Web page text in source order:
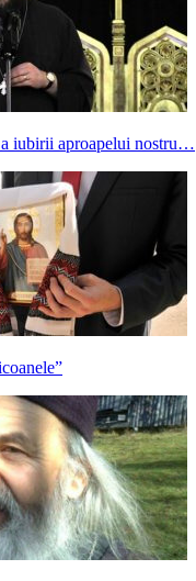
iubirii aproapelui nostru…